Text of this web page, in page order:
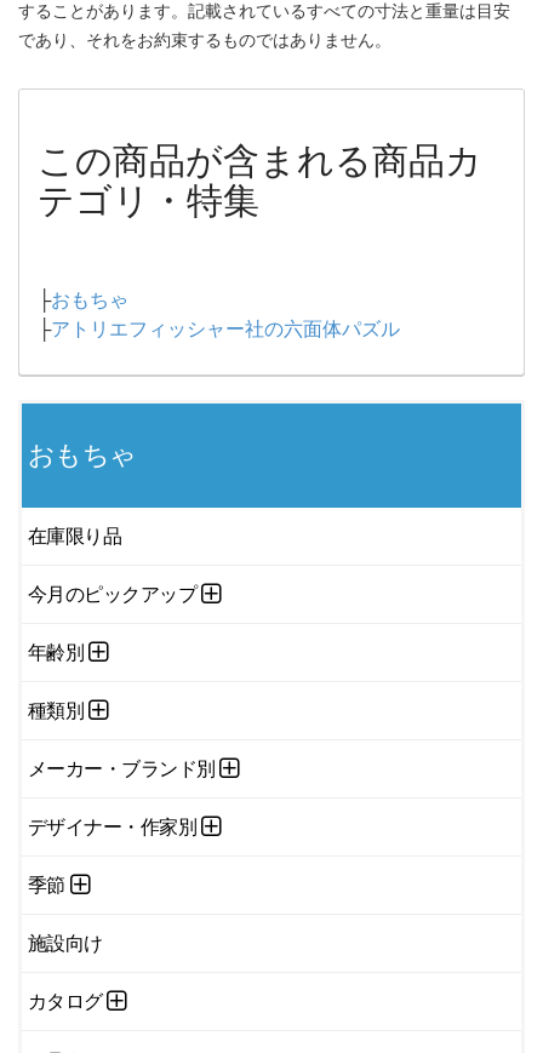
することがあります。記載されているすべての寸法と重量は目安
であり、それをお約束するものではありません。
この商品が含まれる商品カ
テゴリ・特集
├おもちゃ
├アトリエフィッシャー社の六面体パズル
おもちゃ
在庫限り品
今月のピックアップ
年齢別
種類別
メーカー・ブランド別
デザイナー・作家別
季節
施設向け
カタログ